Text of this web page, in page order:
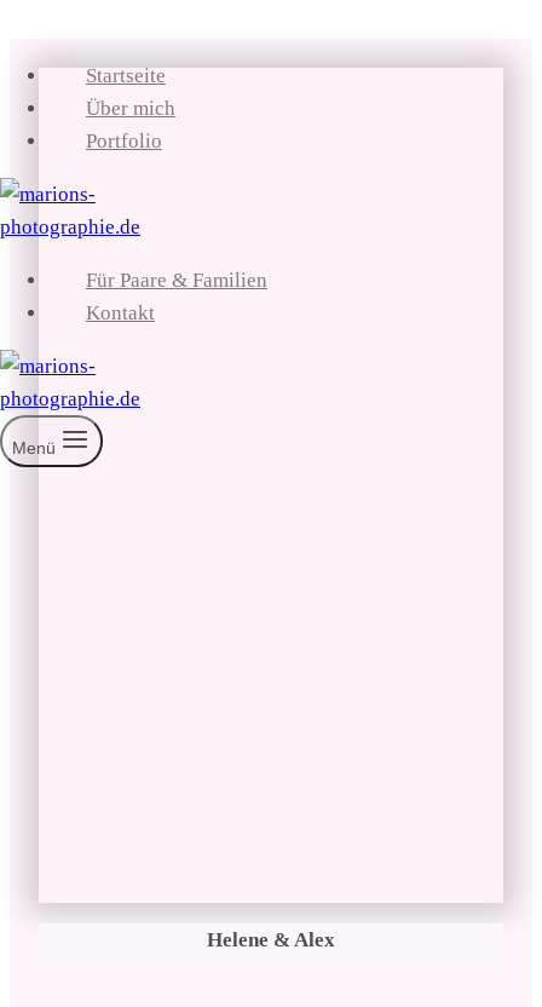
Inhalt
springen
Startseite
Über mich
Portfolio
Für Paare & Familien
Kontakt
Menü
Helene & Alex